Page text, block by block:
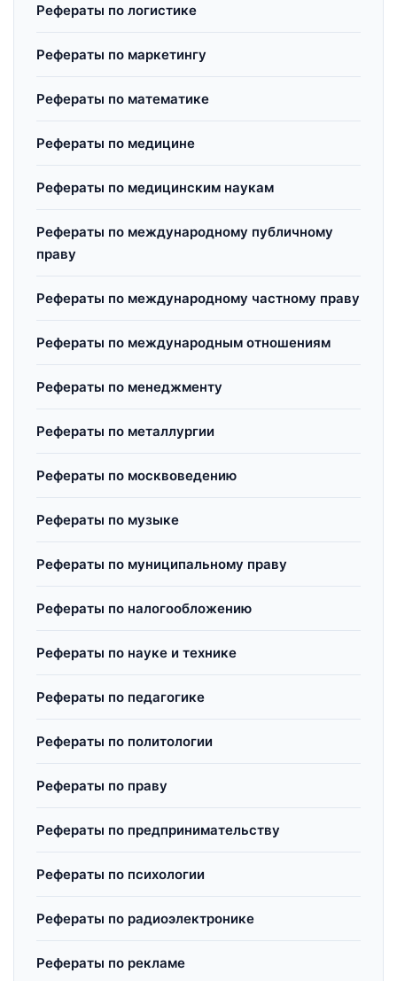
Рефераты по логистике
Рефераты по маркетингу
Рефераты по математике
Рефераты по медицине
Рефераты по медицинским наукам
Рефераты по международному публичному
праву
Рефераты по международному частному праву
Рефераты по международным отношениям
Рефераты по менеджменту
Рефераты по металлургии
Рефераты по москвоведению
Рефераты по музыке
Рефераты по муниципальному праву
Рефераты по налогообложению
Рефераты по науке и технике
Рефераты по педагогике
Рефераты по политологии
Рефераты по праву
Рефераты по предпринимательству
Рефераты по психологии
Рефераты по радиоэлектронике
Рефераты по рекламе